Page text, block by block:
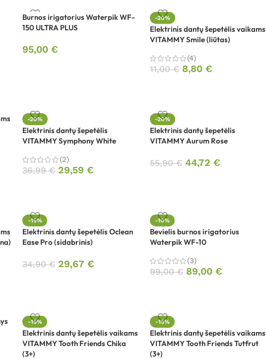
Burnos irigatorius Waterpik WF-
150 ULTRA PLUS
95,00 €
-20%
Elektrinis dantų šepetėlis vaikams
VITAMMY Smile (liūtas)
(4)
11,00€ 8,80 €
-20%
Elektrinis dantų šepetėlis
VITAMMY Symphony White
(2)
36,99€ 29,59 €
-20%
Elektrinis dantų šepetėlis
VITAMMY Aurum Rose
55,90€ 44,72 €
-15%
Elektrinis dantų šepetėlis Oclean
Ease Pro (sidabrinis)
34,90€ 29,67 €
-10%
Bevielis burnos irigatorius
Waterpik WF-10
(3)
99,00€ 89,00 €
-15%
Elektrinis dantų šepetėlis vaikams
VITAMMY Tooth Friends Chika
(3+)
-15%
Elektrinis dantų šepetėlis vaikams
VITAMMY Tooth Friends Tutfrut
(3+)